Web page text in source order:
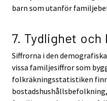
barn som utanför
7. Tydlighet och
Siffrorna i den
vissa familjesiffror som
folkräkningsstatistiken